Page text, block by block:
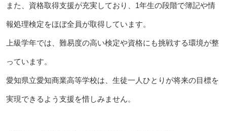
また、資格取得支援が充実しており、1年生の段階で簿記や情
報処理検定をほぼ全員が取得しています。
上級学年では、難易度の高い検定や資格にも挑戦する環境が整
っています。
愛知県立愛知商業高等学校は、生徒一人ひとりが将来の目標を
実現できるよう支援を惜しみません。